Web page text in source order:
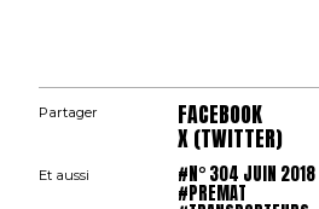
Partager FACEBOOK
X (TWITTER)
Et aussi #N° 304 JUIN 2018
#PREMAT